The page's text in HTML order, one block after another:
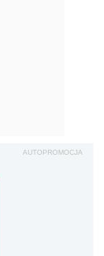
AUTOPROMOCJA